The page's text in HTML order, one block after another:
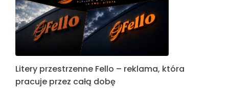
Litery przestrzenne Fello – reklama, która
pracuje przez całą dobę